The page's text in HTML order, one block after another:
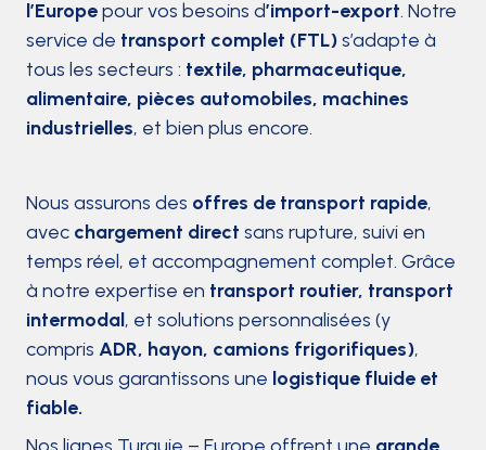
l’Europepour vos besoins d’import-export. Notre
service de transport complet (FTL)s’adapte à
tous les secteurs : textile, pharmaceutique,
alimentaire, pièces automobiles, machines
industrielles, et bien plus encore.
Nous assurons des offres de transport rapide,
avec chargement direct sans rupture, suivi en
temps réel, et accompagnement complet. Grâce
à notre expertise en transport routier, transport
intermodal, et solutions personnalisées (y
compris ADR, hayon, camions frigorifiques),
nous vous garantissons une logistique fluide et
fiable.
Nos lignes Turquie – Europe offrent une grande